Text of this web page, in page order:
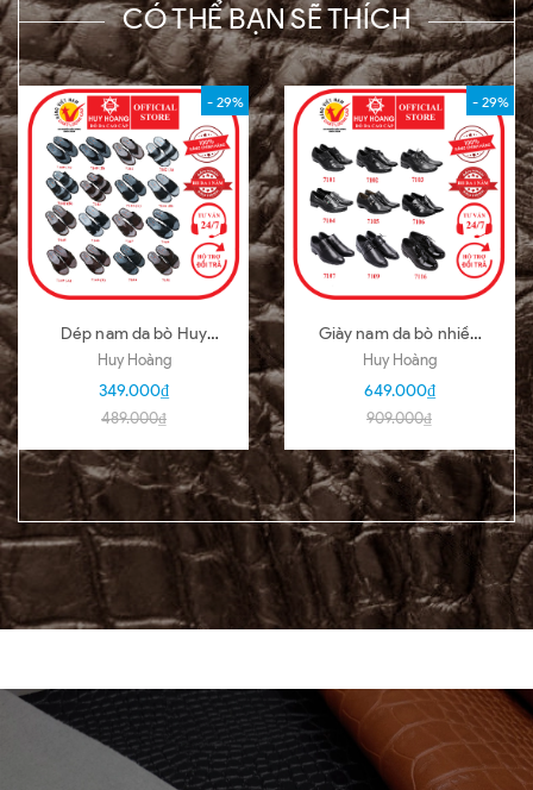
CÓ THỂ BẠN SẼ THÍCH
- 29%
Dép nam da bò Huy
Hoàng nhiều loại nhiều
màu HD7140-51
Huy Hoàng
349.000₫
489.000₫
- 29%
Giày nam da bò nhiều
loại màu đen HD7101-
02-03-04-05-06-07-
09-16
Huy Hoàng
649.000₫
909.000₫